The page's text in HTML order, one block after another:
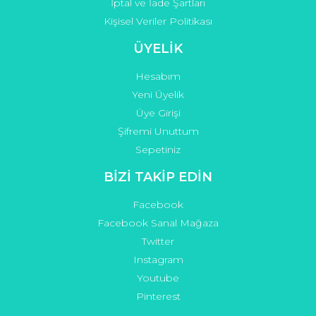
İptal ve İade Şartları
Kişisel Veriler Politikası
ÜYELİK
Hesabım
Yeni Üyelik
Üye Girişi
Şifremi Unuttum
Sepetiniz
BİZİ TAKİP EDİN
Facebook
Facebook Sanal Mağaza
Twitter
Instagram
Youtube
Pinterest